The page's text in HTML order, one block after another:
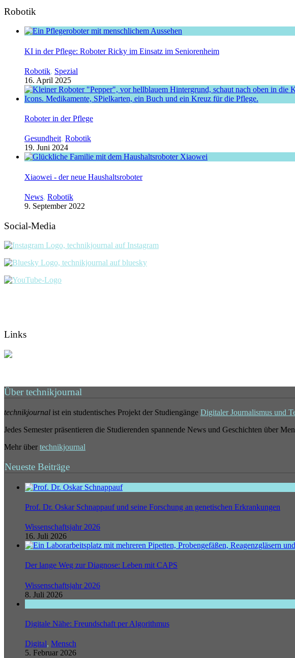
Robotik
KI in der Pflege: Roboter Ricky im Einsatz im Seniorenheim
Robotik, Spezial
16. April 2025
Roboter in der Pflege
Gesundheit, Robotik
19. Juni 2024
Xiaowei - der neue Haushaltsroboter
News, Robotik
9. September 2022
Social-Media
Links
Über technikjournal
technikjournal ist ein studentisches Projekt der Studiengänge Digitaler Journalismus und
Jedes Semester präsentieren die Studierenden spannende News und Geschichten über
Mehr über technikjournal
Neueste Beiträge
Prof. Dr. Oskar Schnappauf und seine Forschung an genetischen Erkrankungen
Wissenschaftsjahr 2026
16. Juli 2026
Der lange Weg zur Diagnose: Leben mit CAPS
Wissenschaftsjahr 2026
8. Juli 2026
Digitale Nähe: Freundschaft per Algorithmus
Digital, Mensch
5. Februar 2026